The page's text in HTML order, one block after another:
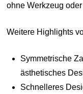
ohne Werkzeug
Weitere Highlights
Symmetrische
ästhetisches
Schnelleres